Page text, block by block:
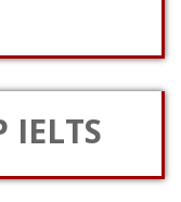
IELTS